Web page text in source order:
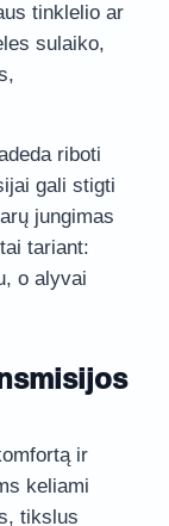
tinklelio ar
sulaiko,
riboti
gali stigti
jungimas
tariant:
o alyvai
ir
keliami
tikslus